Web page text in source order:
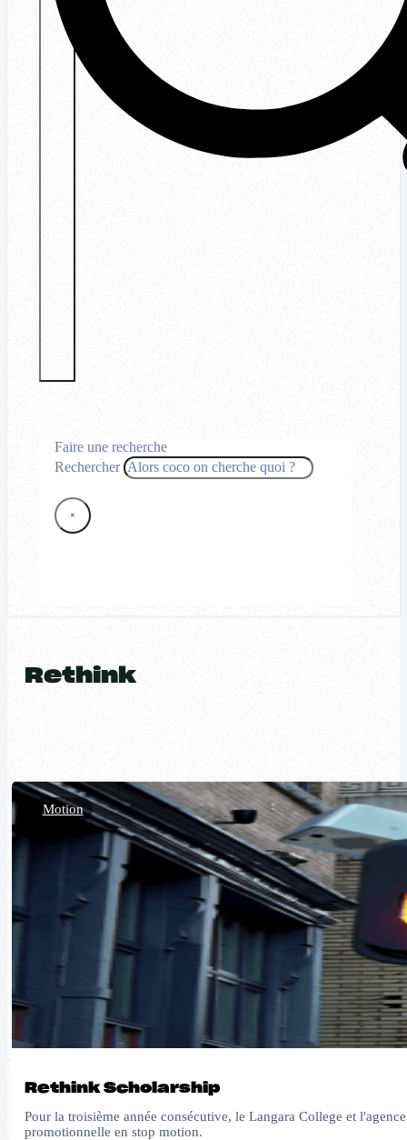
Faire une recherche
Rechercher
×
Rethink
Rethink Scholarship
Pour la troisième année consécutive, le Langara College et
promotionnelle en stop motion.
Motion